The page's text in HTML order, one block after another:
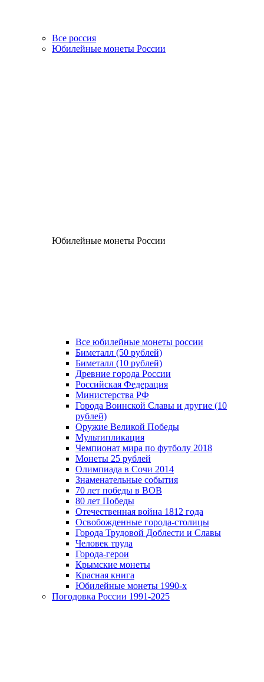
Все россия
Юбилейные монеты России
Юбилейные монеты России
Все юбилейные монеты россии
Биметалл (50 рублей)
Биметалл (10 рублей)
Древние города России
Российская Федерация
Министерства РФ
Города Воинской Славы и другие (10
рублей)
Оружие Великой Победы
Мультипликация
Чемпионат мира по футболу 2018
Монеты 25 рублей
Олимпиада в Сочи 2014
Знаменательные события
70 лет победы в ВОВ
80 лет Победы
Отечественная война 1812 года
Освобожденные города-столицы
Города Трудовой Доблести и Славы
Человек труда
Города-герои
Крымские монеты
Красная книга
Юбилейные монеты 1990-х
Погодовка России 1991-2025